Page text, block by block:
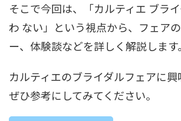
そこで今回は、「カルティエ ブラ
わ ない」という視点から、フェア
ー、体験談などを詳しく解説します。
カルティエのブライダルフェアに興
ぜひ参考にしてみてください。